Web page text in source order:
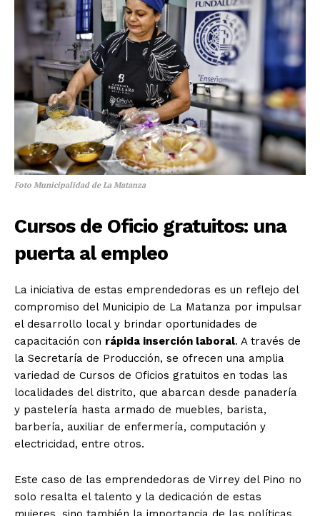
Foto Municipalidad de La Matanza
Cursos de Oficio gratuitos: una
puerta al empleo
La iniciativa de estas emprendedoras es un reflejo del
compromiso del Municipio de La Matanza por impulsar
el desarrollo local y brindar oportunidades de
capacitación con rápida inserción laboral. A través de
la Secretaría de Producción, se ofrecen una amplia
variedad de Cursos de Oficios gratuitos en todas las
localidades del distrito, que abarcan desde panadería
y pastelería hasta armado de muebles, barista,
barbería, auxiliar de enfermería, computación y
electricidad, entre otros.
Este caso de las emprendedoras de Virrey del Pino no
solo resalta el talento y la dedicación de estas